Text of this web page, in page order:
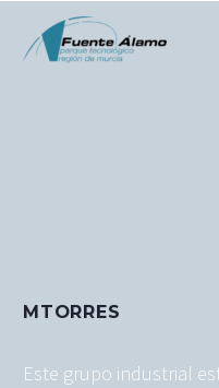
MTORRES
Este grupo industrial